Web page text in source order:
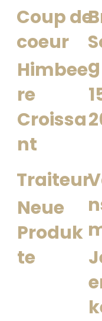
Coup de
coeur
Himbee
re
Croissa
nt
g
Traiteur
Neue
Produk
te